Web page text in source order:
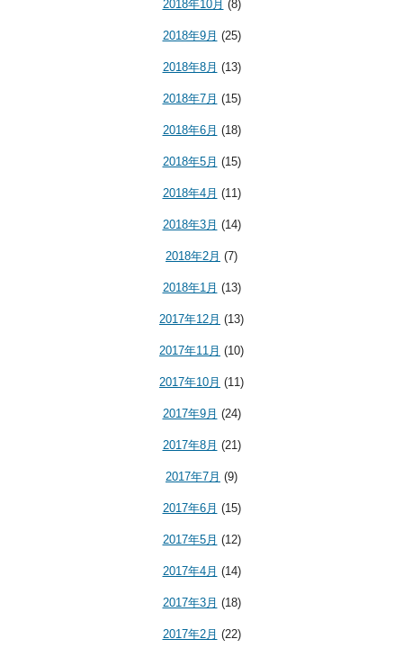
2018年10月 (8)
2018年9月 (25)
2018年8月 (13)
2018年7月 (15)
2018年6月 (18)
2018年5月 (15)
2018年4月 (11)
2018年3月 (14)
2018年2月 (7)
2018年1月 (13)
2017年12月 (13)
2017年11月 (10)
2017年10月 (11)
2017年9月 (24)
2017年8月 (21)
2017年7月 (9)
2017年6月 (15)
2017年5月 (12)
2017年4月 (14)
2017年3月 (18)
2017年2月 (22)